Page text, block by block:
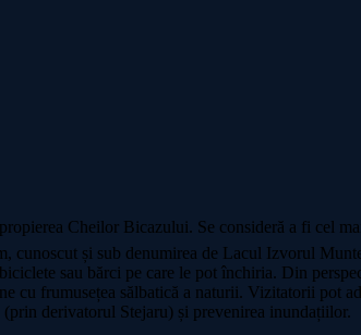
Cheilor Bicazului. Se consideră a fi cel
și sub denumirea de Lacul Izvorul
sau bărci pe care le pot închiria. Din
cu frumusețea sălbatică a naturii. Vizitatorii pot
derivatorul Stejaru) și prevenirea inundațiilor.